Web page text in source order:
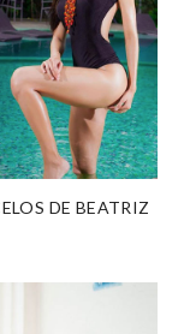
DE BEATRIZ